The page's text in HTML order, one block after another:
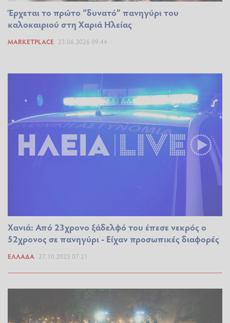
Έρχεται το πρώτο “δυνατό” πανηγύρι του
καλοκαιριού στη Χαριά Ηλείας
MARKETPLACE 23.06.2026 09:44
Χανιά: Από 23χρονο ξάδελφό του έπεσε νεκρός ο
52χρονος σε πανηγύρι - Είχαν προσωπικές διαφορές
ΕΛΛΆΔΑ 27.10.2025 07:21